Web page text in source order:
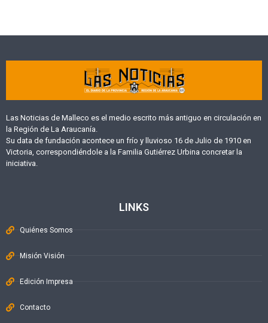
Las Noticias de Malleco es el medio escrito más antiguo en circulación en
la Región de La Araucanía.
Su data de fundación acontece un frío y lluvioso 16 de Julio de 1910 en
Victoria, correspondiéndole a la Familia Gutiérrez Urbina concretar la
iniciativa.
LINKS
Quiénes Somos
Misión Visión
Edición Impresa
Contacto